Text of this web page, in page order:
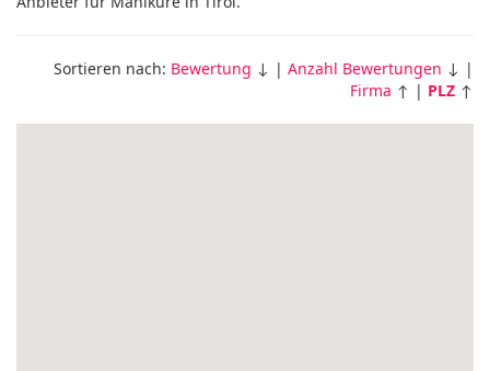
Sortieren nach: Bewertung ↓ | Anzahl Bewertungen ↓ |
Firma ↑ | PLZ ↑